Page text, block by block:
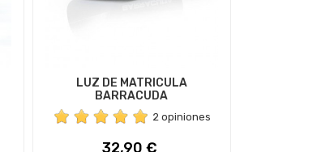
LUZ DE MATRICULA
BARRACUDA
2 opiniones
Precio
32,90 €